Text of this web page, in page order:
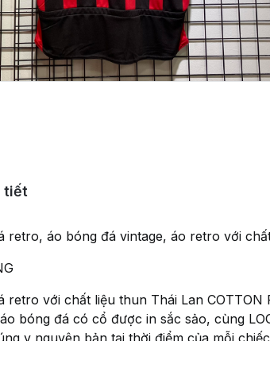
tiết
retro, áo bóng đá vintage, áo retro với
retro với chất liệu thun Thái Lan COTTON
bóng đá có cổ được in sắc sảo, cùng
y nguyên bản tại thời điểm của mỗi